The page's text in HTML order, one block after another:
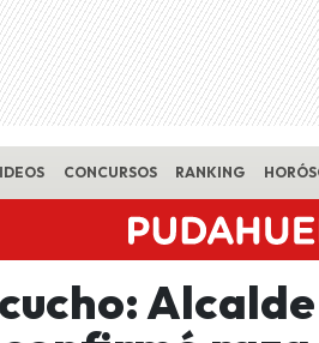
CONCURSOS RANKING